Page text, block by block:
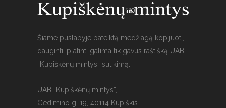
Šiame puslapyje pateiktą medžiagą kopijuoti,
dauginti, platinti galima tik gavus raštišką UAB
„Kupiškėnų mintys“ sutikimą.
UAB „Kupiškėnų mintys“,
Gedimino g. 19, 40114 Kupiškis